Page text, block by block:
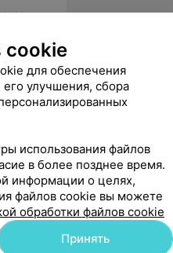
по
cookie
для обеспечения
его улучшения, сбора
использования файлов
в более позднее время.
информации о целях,
файлов cookie вы можете
обработки файлов cookie
Принять